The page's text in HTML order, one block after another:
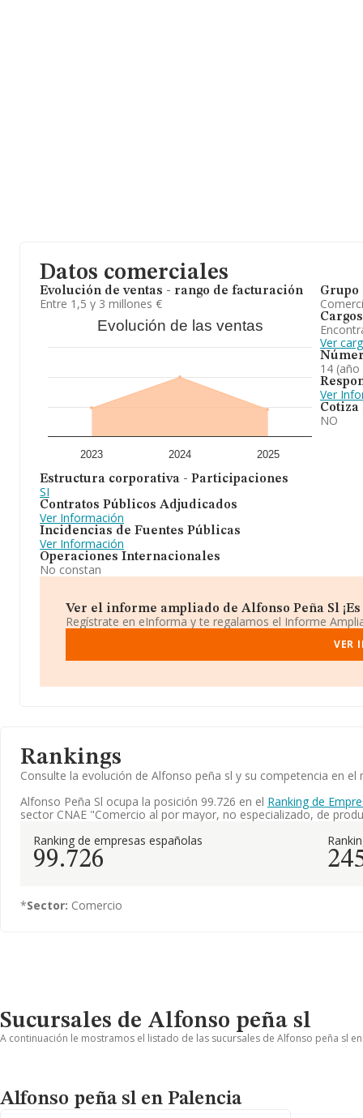
Datos comerciales
Evolución de ventas - rango de facturación
Entre 1,5 y 3 millones €
Evolución de las ventas
2023 2024 2025
Estructura corporativa - Participaciones
SI
Contratos Públicos Adjudicados
Ver Información
Incidencias de Fuentes Públicas
Ver Información
Operaciones Internacionales
No constan
Grupo
Cargos
Ver
14 (año
Ver
Cotiza
NO
Ver el informe ampliado de Alfonso Peña Sl
Regístrate en eInforma y te regalamos el Informe
VER
Rankings
Consulte la evolución de Alfonso peña sl y su competencia en el
Alfonso Peña Sl ocupa la posición 99.726 en el Ranking de
sector CNAE "Comercio al por mayor, no especializado, de
Ranking de empresas españolas
99.726
*Sector: Comercio
Sucursales de Alfonso peña sl
A continuación le mostramos el listado de las sucursales de Alfonso peña sl
Alfonso peña sl en Palencia